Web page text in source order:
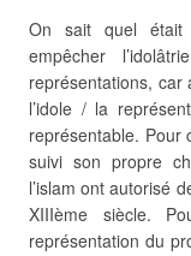
On sait quel était
empêcher
représentations, car
l’idole / la
représentable. Pour
suivi son propre
l’islam ont autorisé
XIIIème siècle.
représentation du